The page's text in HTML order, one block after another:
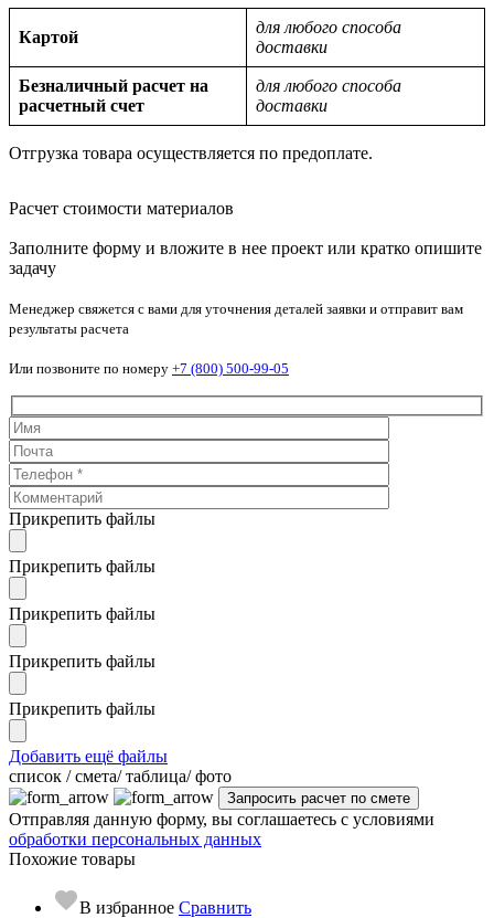
Картой
для любого способа
доставки
Безналичный расчет на
расчетный счет
для любого способа
доставки
Отгрузка товара осуществляется по предоплате.
Расчет стоимости материалов
Заполните форму и вложите в нее проект или кратко опишите
задачу
Менеджер свяжется с вами для уточнения деталей заявки и отправит вам
результаты расчета
Или позвоните по номеру +7 (800) 500-99-05
Прикрепить файлы
Прикрепить файлы
Прикрепить файлы
Прикрепить файлы
Прикрепить файлы
Добавить ещё файлы
cписок / смета/ таблица/ фото
Отправляя данную форму, вы соглашаетесь с условиями
обработки персональных данных
Похожие товары
В избранное Сравнить